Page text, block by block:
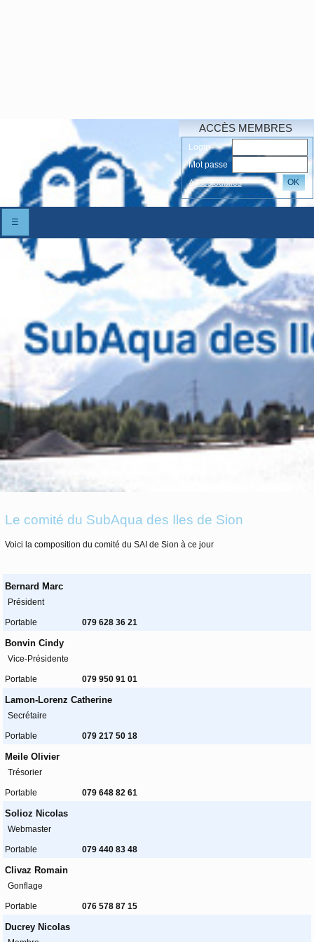
ACCÈS MEMBRES
Login
Mot passe
Accés oubliés
OK
☰
Le comité du SubAqua des Iles de Sion
Voici la composition du comité du SAI de Sion à ce jour
Bernard Marc
Président
Portable 079 628 36 21
Bonvin Cindy
Vice-Présidente
Portable 079 950 91 01
Lamon-Lorenz Catherine
Secrétaire
Portable 079 217 50 18
Meile Olivier
Trésorier
Portable 079 648 82 61
Solioz Nicolas
Webmaster
Portable 079 440 83 48
Clivaz Romain
Gonflage
Portable 076 578 87 15
Ducrey Nicolas